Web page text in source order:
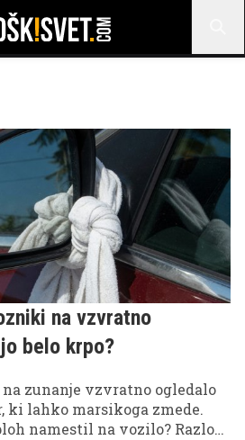
na vzvratno
belo krpo?
zunanje vzvratno ogledalo
ki lahko marsikoga zmede.
namestil na vozilo? Razlog